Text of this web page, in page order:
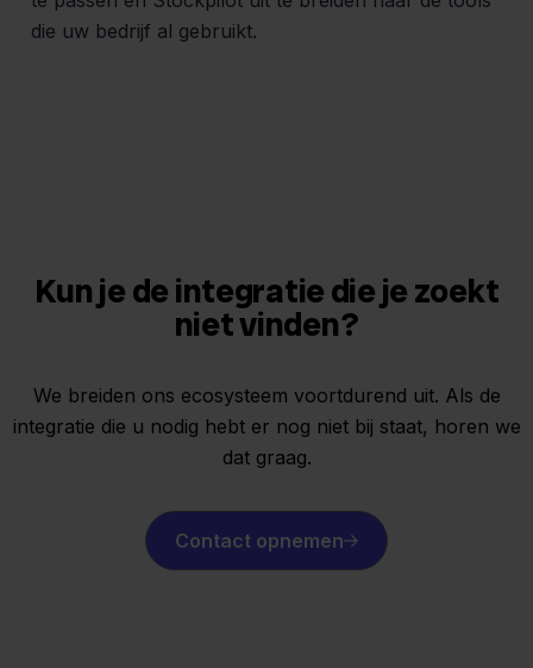
die uw bedrijf al gebruikt.
Kun je de integratie die je zoekt
niet vinden?
We breiden ons ecosysteem voortdurend uit. Als de
integratie die u nodig hebt er nog niet bij staat, horen we
dat graag.
Contact opnemen